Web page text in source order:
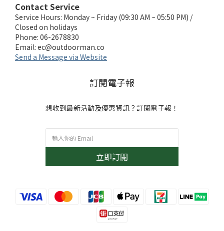
Contact Service
Service Hours: Monday ~ Friday (09:30 AM ~ 05:50 PM) /
Closed on holidays
Phone: 06-2678830
Email: ec@outdoorman.co
Send a Message via Website
訂閱電子報
想收到最新活動及優惠資訊？訂閱電子報！
立即訂閱